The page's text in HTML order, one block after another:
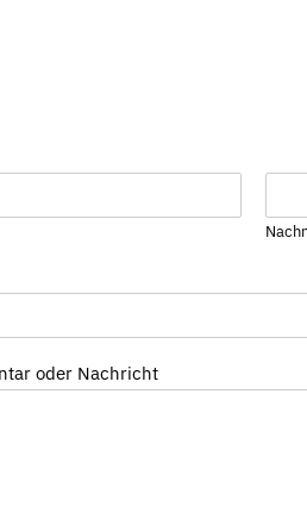
oder Nachricht